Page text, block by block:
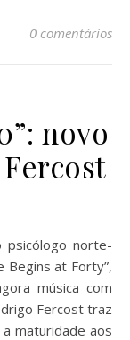
0 comentários
novo
Begins at Forty”,
música com
Fercost traz
maturidade aos